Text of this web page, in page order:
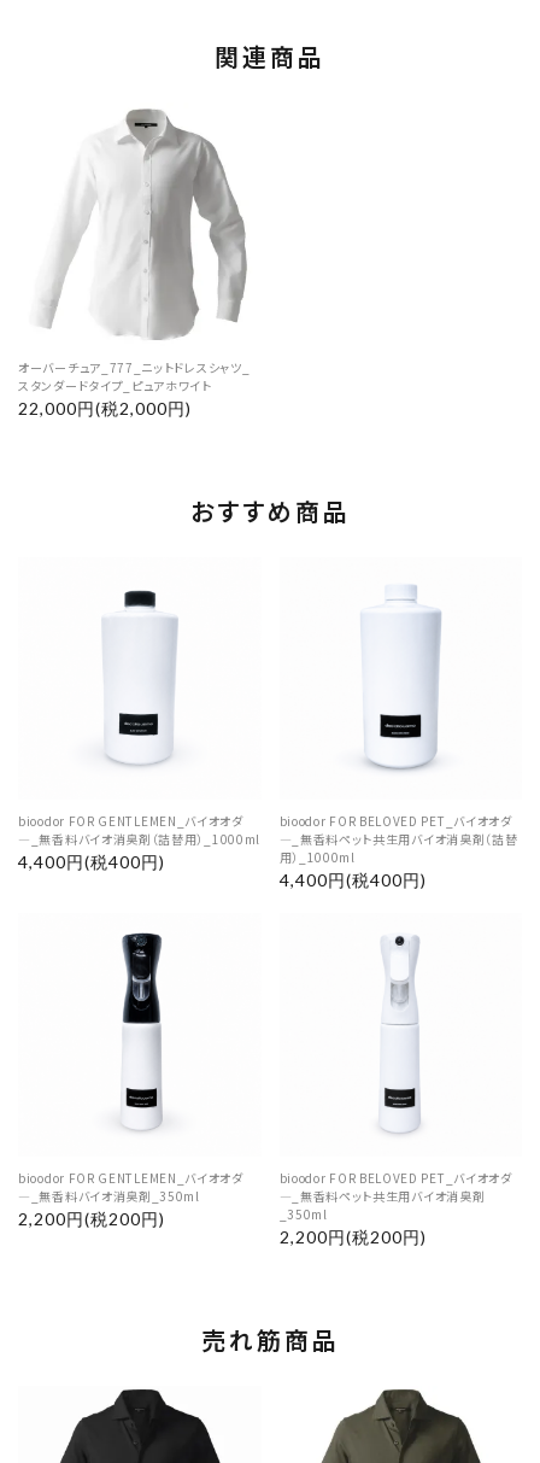
関連商品
オーバーチュア_777_ニットドレスシャツ_
スタンダードタイプ_ピュアホワイト
22,000円(税2,000円)
おすすめ商品
bioodor FOR GENTLEMEN_バイオオダ
―_無香料バイオ消臭剤（詰替用）_1000ml
4,400円(税400円)
bioodor FOR BELOVED PET_バイオオダ
―_無香料ペット共生用バイオ消臭剤（詰替
用）_1000ml
4,400円(税400円)
bioodor FOR GENTLEMEN_バイオオダ
―_無香料バイオ消臭剤_350ml
2,200円(税200円)
bioodor FOR BELOVED PET_バイオオダ
―_無香料ペット共生用バイオ消臭剤
_350ml
2,200円(税200円)
売れ筋商品